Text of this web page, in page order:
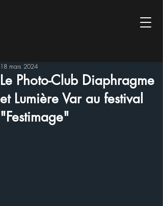
Le Photo-Club Diaphragme
et Lumière Var au festival
"Festimage"
18 mars 2024